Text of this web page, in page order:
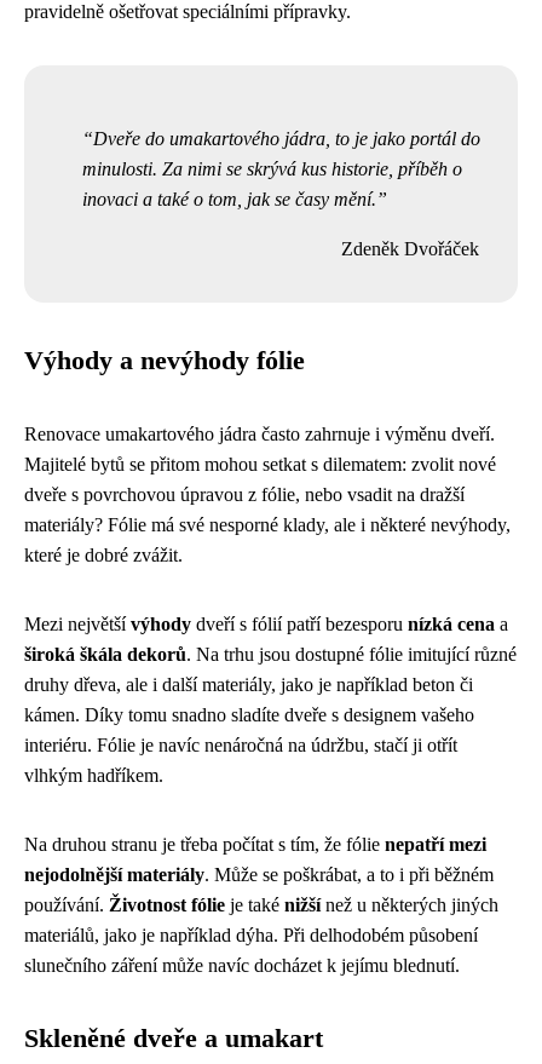
pravidelně ošetřovat speciálními přípravky.
Dveře do umakartového jádra, to je jako portál do
minulosti. Za nimi se skrývá kus historie, příběh o
inovaci a také o tom, jak se časy mění.
Zdeněk Dvořáček
Výhody a nevýhody fólie
Renovace umakartového jádra často zahrnuje i výměnu dveří.
Majitelé bytů se přitom mohou setkat s dilematem: zvolit nové
dveře s povrchovou úpravou z fólie, nebo vsadit na dražší
materiály? Fólie má své nesporné klady, ale i některé nevýhody,
které je dobré zvážit.
Mezi největšívýhody dveří s fólií patří bezesporu nízká cena a
široká škála dekorů. Na trhu jsou dostupné fólie imitující různé
druhy dřeva, ale i další materiály, jako je například beton či
kámen. Díky tomu snadno sladíte dveře s designem vašeho
interiéru. Fólie je navíc nenáročná na údržbu, stačí ji otřít
vlhkým hadříkem.
Na druhou stranu je třeba počítat s tím, že fólie nepatří mezi
nejodolnější materiály. Může se poškrábat, a to i při běžném
používání. Životnost fólie je také nižšínež u některých jiných
materiálů, jako je například dýha. Při delhodobém působení
slunečního záření může navíc docházet k jejímu blednutí.
Skleněné dveře a umakart